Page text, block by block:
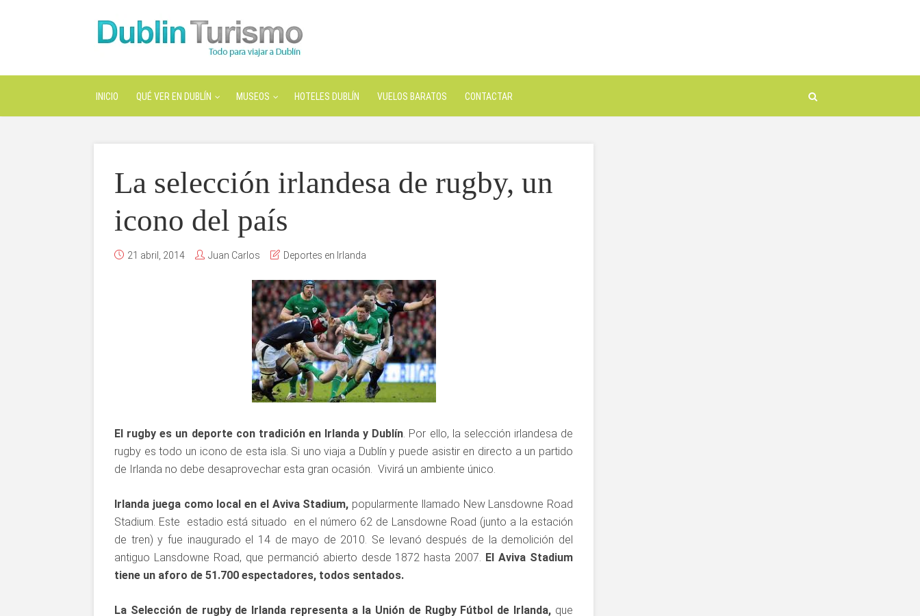
INICIO QUÉ VER EN DUBLÍN MUSEOS HOTELES DUBLÍN VUELOS BARATOS CONTACTAR
La selección irlandesa de rugby, un
icono del país
21 abril, 2014 Juan Carlos Deportes en Irlanda
El rugby es un deporte con tradición en Irlanda y Dublín. Por ello, la selección irlandesa de
rugby es todo un icono de esta isla. Si uno viaja a Dublín y puede asistir en directo a un partido
de Irlanda no debe desaprovechar esta gran ocasión. Vivirá un ambiente único.
Irlanda juega como local en el Aviva Stadium, popularmente llamado New Lansdowne Road
Stadium. Este estadio está situado en el número 62 de Lansdowne Road (junto a la estación
de tren) y fue inaugurado el 14 de mayo de 2010. Se levanó después de la demolición del
antiguo Lansdowne Road, que permanció abierto desde 1872 hasta 2007. El Aviva Stadium
tiene un aforo de 51.700 espectadores, todos sentados.
La Selección de rugby de Irlanda representa a la Unión de Rugby Fútbol de Irlanda, que